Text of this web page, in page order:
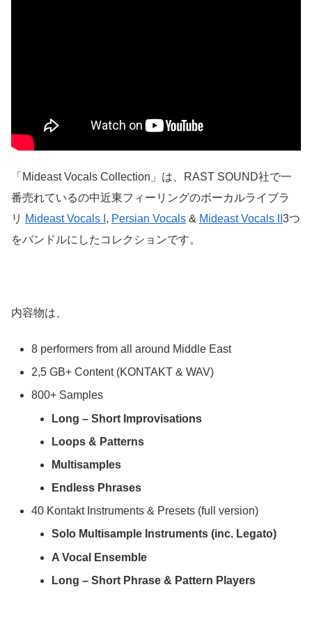
「Mideast Vocals Collection」は、RAST SOUND社で一
番売れているの中近東フィーリングのボーカルライブラ
リ Mideast Vocals I , Persian Vocals & Mideast Vocals II 3つ
をバンドルにしたコレクションです。
内容物は、
8 performers from all around Middle East
2,5 GB+ Content (KONTAKT & WAV)
800+ Samples
Long – Short Improvisations
Loops & Patterns
Multisamples
Endless Phrases
40 Kontakt Instruments & Presets (full version)
Solo Multisample Instruments (inc. Legato)
A Vocal Ensemble
Long – Short Phrase & Pattern Players